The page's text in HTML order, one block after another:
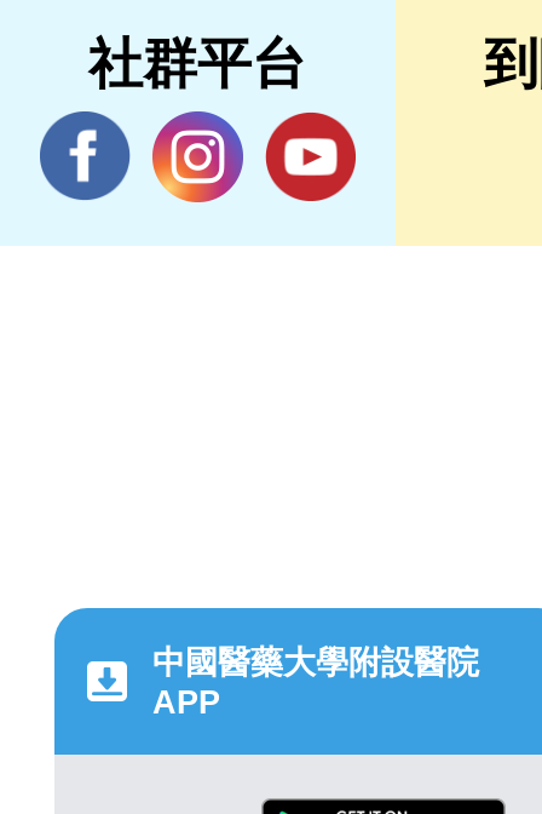
社群平台
中國醫藥大學附設醫院
APP